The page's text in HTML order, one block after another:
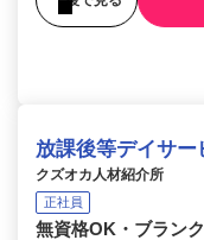
放課後等デイサー
クズオカ人材紹介所
正社員
無資格OK・ブラン